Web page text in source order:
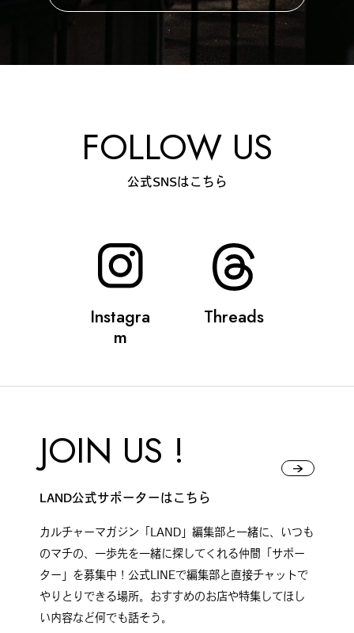
SapporoDiscoveryRoom
編集部の好きな店
#飛行機で行かない海外旅
行
#札幌カレー探訪
#この車と暮らす理由
# 日帰り遠足
FOLLOW US
公式SNSはこちら
Instagra
m
Threads
JOIN US !
LAND公式サポーターはこちら
カルチャーマガジン「LAND」編集部と一緒に、いつも
のマチの、一歩先を一緒に探してくれる仲間「サポー
ター」を募集中！公式LINEで編集部と直接チャットで
やりとりできる場所。おすすめのお店や特集してほし
い内容など何でも話そう。